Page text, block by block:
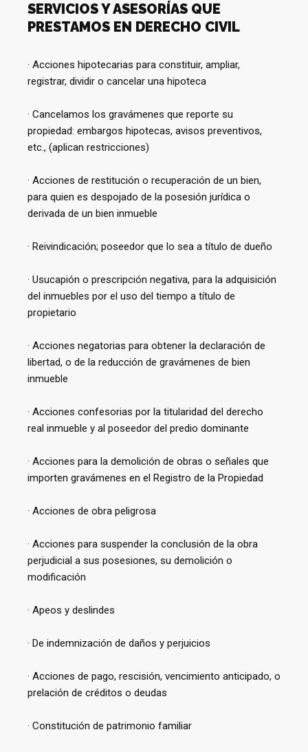
SERVICIOS Y ASESORÍAS QUE
PRESTAMOS EN DERECHO CIVIL
· Acciones hipotecarias para constituir, ampliar,
registrar, dividir o cancelar una hipoteca
· Cancelamos los gravámenes que reporte su
propiedad: embargos hipotecas, avisos preventivos,
etc., (aplican restricciones)
· Acciones de restitución o recuperación de un bien,
para quien es despojado de la posesión jurídica o
derivada de un bien inmueble
· Reivindicación; poseedor que lo sea a título de dueño
· Usucapión o prescripción negativa, para la adquisición
del inmuebles por el uso del tiempo a título de
propietario
· Acciones negatorias para obtener la declaración de
libertad, o de la reducción de gravámenes de bien
inmueble
· Acciones confesorias por la titularidad del derecho
real inmueble y al poseedor del predio dominante
· Acciones para la demolición de obras o señales que
importen gravámenes en el Registro de la Propiedad
· Acciones de obra peligrosa
· Acciones para suspender la conclusión de la obra
perjudicial a sus posesiones, su demolición o
modificación
· Apeos y deslindes
· De indemnización de daños y perjuicios
· Acciones de pago, rescisión, vencimiento anticipado, o
prelación de créditos o deudas
· Constitución de patrimonio familiar